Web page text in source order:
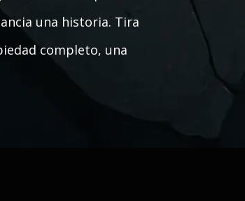
una historia. Tira
completo, una